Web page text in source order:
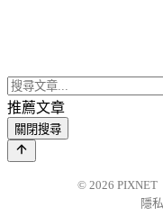
推薦文章
關閉搜尋
© 2026 PIXNET
隱